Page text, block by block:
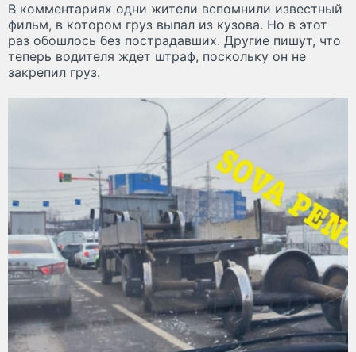
В комментариях одни жители вспомнили известный
фильм, в котором груз выпал из кузова. Но в этот
раз обошлось без пострадавших. Другие пишут, что
теперь водителя ждет штраф, поскольку он не
закрепил груз.